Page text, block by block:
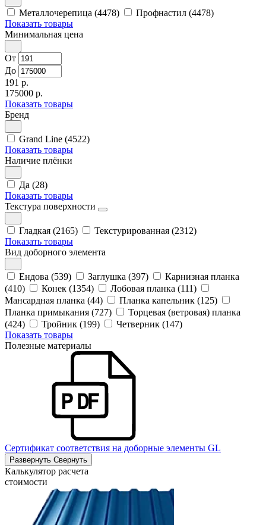
Металлочерепица (4478)
Профнастил (4478)
Показать товары
Минимальная цена
От
До
191 р.
175000 р.
Показать товары
Бренд
Grand Line (4522)
Показать товары
Наличие плёнки
Да (28)
Показать товары
Текстура поверхности
Гладкая (2165)
Текстурированная (2312)
Показать товары
Вид доборного элемента
Ендова (539) Заглушка (397)
Карнизная планка
(410)
Конек (1354)
Лобовая планка (111)
Мансардная планка (44)
Планка капельник (125)
Планка примыкания (727)
Торцевая (ветровая) планка
(424)
Тройник (199)
Четверник (147)
Показать товары
Полезные материалы
Сертификат соответствия на доборные элементы GL
Развернуть Свернуть
Калькулятор расчета
стоимости